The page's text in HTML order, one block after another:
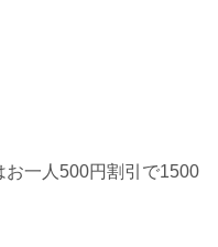
一人500円割引で1500